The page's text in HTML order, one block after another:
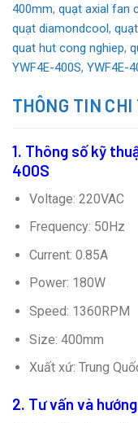
400mm, quạt axial fan
quạt diamondcool,
quat hut cong nghiep,
YWF4E-400S, YWF4E-
THÔNG TIN CHI
1. Thông số kỹ
400S
Voltage: 220VAC
Frequency: 50Hz
Current: 0.85A
Power: 180W
Speed: 1360RPM
Size: 400mm
Xuất xứ: Trung
2. Tư vấn và